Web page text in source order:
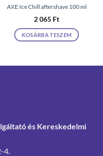
AXE Ice Chill aftershave 100 ml
2 065 Ft
KOSÁRBA TESZEM
és Kereskedelmi
4.